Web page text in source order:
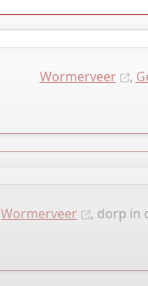
Wormerveer ,
Wormerveer , dorp in